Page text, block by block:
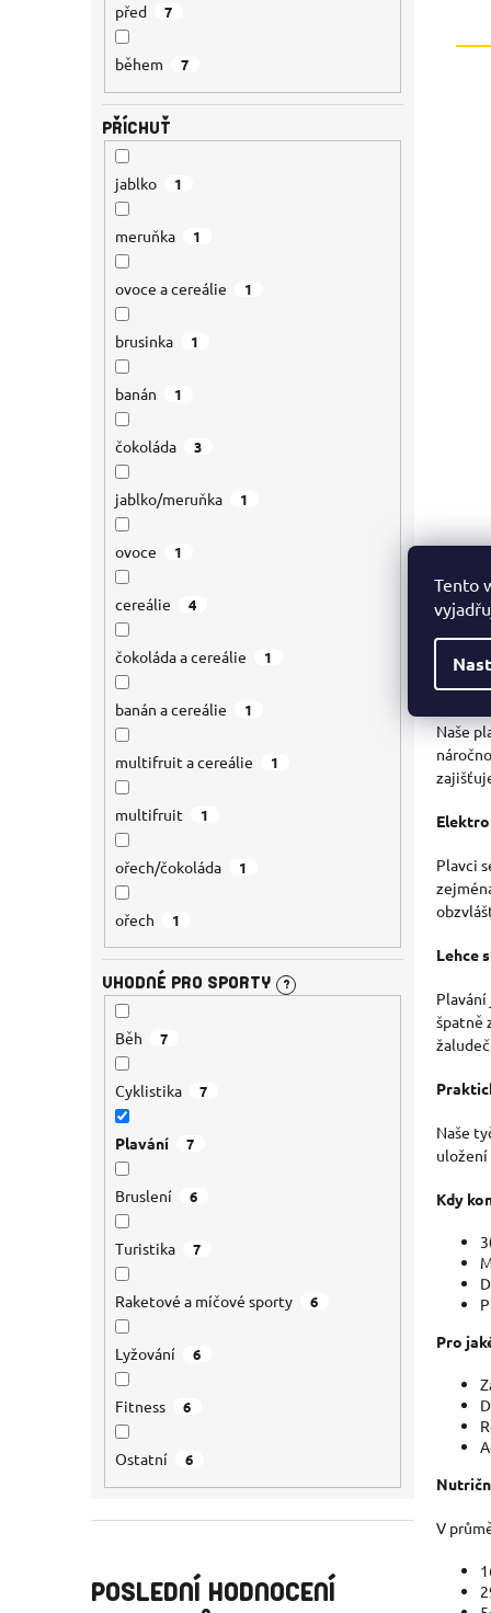
Tento
před 7
během 7
PŘÍCHUŤ
jablko 1
meruňka 1
ovoce a cereálie 1
brusinka 1
banán 1
čokoláda 3
jablko/meruňka 1
ovoce 1
cereálie 4
čokoláda a cereálie 1
banán a cereálie 1
multifruit a cereálie 1
multifruit 1
ořech/čokoláda 1
ořech 1
VHODNÉ PRO SPORTY ?
Běh 7
Cyklistika 7
Plavání 7
Bruslení 6
Turistika 7
Raketové a míčové sporty 6
Lyžování 6
Fitness 6
Ostatní 6
POSLEDNÍ HODNOCENÍ
Naše
Plavci
Lehce
špatně
Naše
uložení
Kdy
Pro
V